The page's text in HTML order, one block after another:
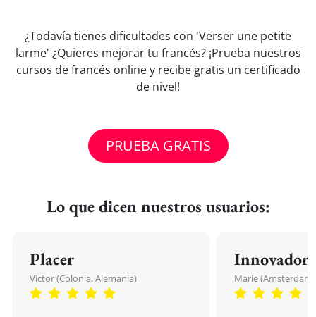
¿Todavía tienes dificultades con 'Verser une petite
larme' ¿Quieres mejorar tu francés? ¡Prueba nuestros
cursos de francés onliney recibe gratis un certificado
de nivel!
PRUEBA GRATIS
Lo que dicen nuestros usuarios:
Placer
Victor (Colonia, Alemania)
Innovador
Marie (Amsterdam,